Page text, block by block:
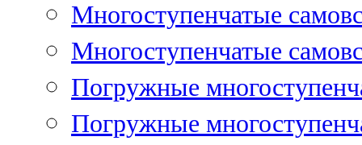
Многоступенчатые
Многоступенчатые
Погружные
Погружные